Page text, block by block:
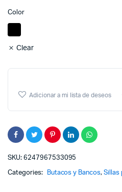
Color
Clear
Adicionar a mi lista de deseos
SKU: 6247967533095
Categories: Butacos y Bancos,Sillas